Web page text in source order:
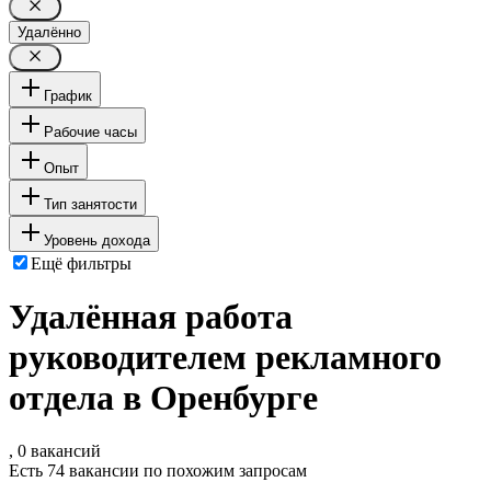
Удалённо
График
Рабочие часы
Опыт
Тип занятости
Уровень дохода
Ещё фильтры
Удалённая работа
руководителем рекламного
отдела в Оренбурге
, 0 вакансий
Есть 74 вакансии по похожим запросам